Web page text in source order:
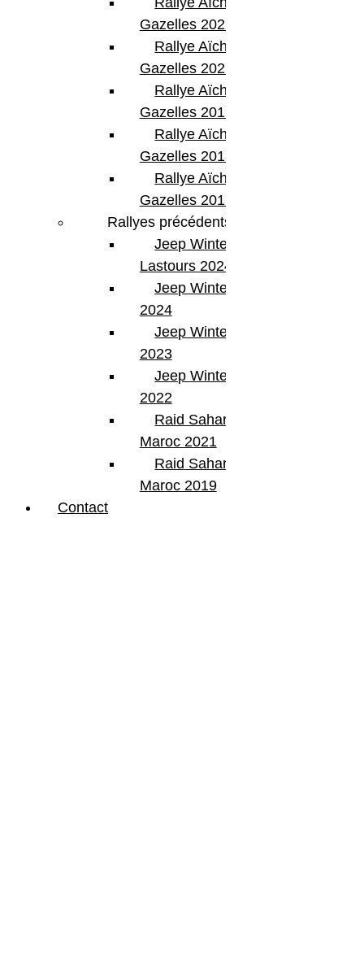
Gazelles 2022
Rallye Aïcha des
Gazelles 2021 -30th
Rallye Aïcha des
Gazelles 2019
Rallye Aïcha des
Gazelles 2018
Rallye Aïcha des
Gazelles 2017
Rallyes précédents
Jeep Winter
Lastours 2024
Jeep Winter Tour
2024
Jeep Winter Tour
2023
Jeep Winter Tour
2022
Raid Sahara Tour
Maroc 2021
Raid Sahara Tour
Maroc 2019
Contact